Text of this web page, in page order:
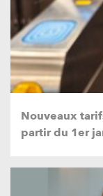
Nouveaux
partir du 1er